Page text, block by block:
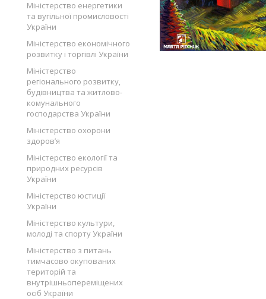
Міністерство енергетики
та вугільної промисловості
України
Міністерство економічного
розвитку і торгівлі України
Міністерство
регіонального розвитку,
будівництва та житлово-
комунального
господарства України
Міністерство охорони
здоров’я
Міністерство екології та
природних ресурсів
України
Міністерство юстиції
України
Міністерство культури,
молоді та спорту України
Міністерство з питань
тимчасово окупованих
територій та
внутрішньопереміщених
осіб України